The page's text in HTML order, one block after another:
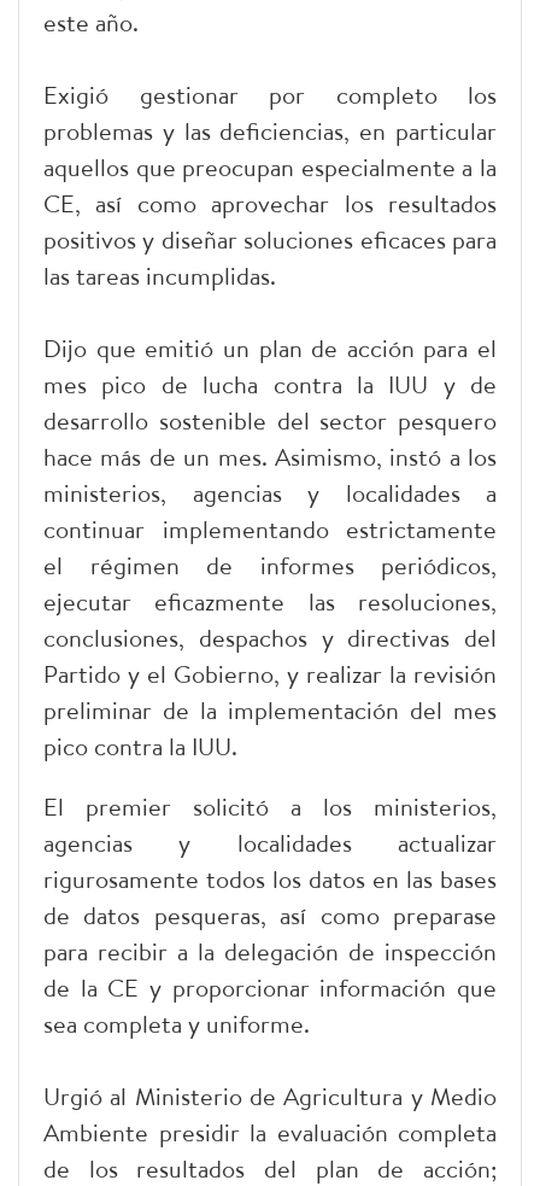
este año.
Exigió gestionar por completo los
problemas y las deficiencias, en particular
aquellos que preocupan especialmente a la
CE, así como aprovechar los resultados
positivos y diseñar soluciones eficaces para
las tareas incumplidas.
Dijo que emitió un plan de acción para el
mes pico de lucha contra la IUU y de
desarrollo sostenible del sector pesquero
hace más de un mes. Asimismo, instó a los
ministerios, agencias y localidades a
continuar implementando estrictamente
el régimen de informes periódicos,
ejecutar eficazmente las resoluciones,
conclusiones, despachos y directivas del
Partido y el Gobierno, y realizar la revisión
preliminar de la implementación del mes
pico contra la IUU.
El premier solicitó a los ministerios,
agencias y localidades actualizar
rigurosamente todos los datos en las bases
de datos pesqueras, así como preparase
para recibir a la delegación de inspección
de la CE y proporcionar información que
sea completa y uniforme.
Urgió al Ministerio de Agricultura y Medio
Ambiente presidir la evaluación completa
de los resultados del plan de acción;